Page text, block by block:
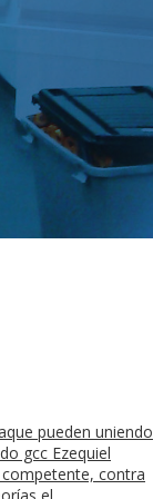
pueden uniendo
gcc Ezequiel
contra
el